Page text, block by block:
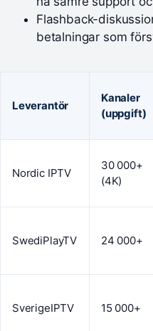
Flashback-
betalningar som
Leverantör
Kanaler
(uppgift)
Nordic IPTV
30 000+
(4K)
SwediPlayTV 24 000+
SverigeIPTV 15 000+